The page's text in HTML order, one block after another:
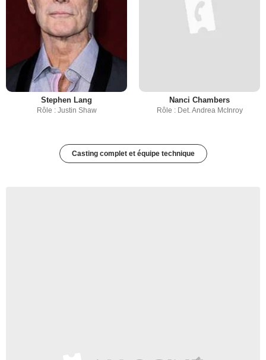
Stephen Lang
Rôle : Justin Shaw
Nanci Chambers
Rôle : Det. Andrea McInroy
Casting complet et équipe technique